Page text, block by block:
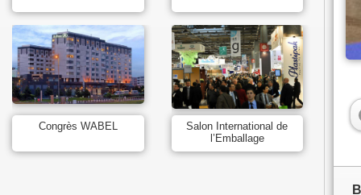
Salon International de
l’Emballage
Congrès WABEL